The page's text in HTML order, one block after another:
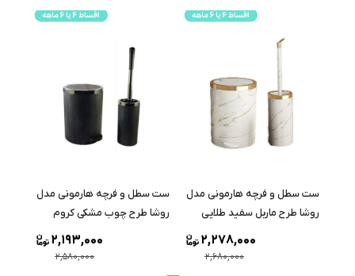
ست سطل و فرچه هارمونی مدل
روشا طرح ماربل سفید طلایی
2,680,000
2,278,000
ست سطل و فرچه هارمونی مدل
روشا طرح چوب مشکی کروم
2,580,000
2,193,000